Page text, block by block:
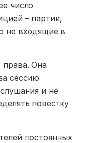
число
– партии,
не входящие в
права. Она
сессию
и не
повестку
постоянных